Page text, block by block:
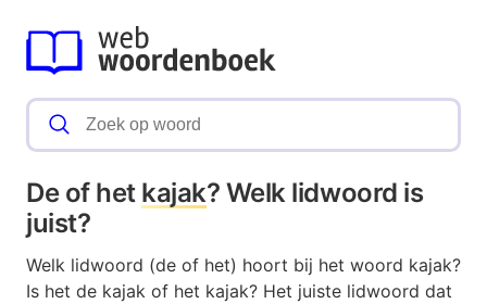
De of het kajak? Welk lidwoord is
juist?
Welk lidwoord (de of het) hoort bij het woord kajak?
Is het de kajak of het kajak? Het juiste lidwoord dat